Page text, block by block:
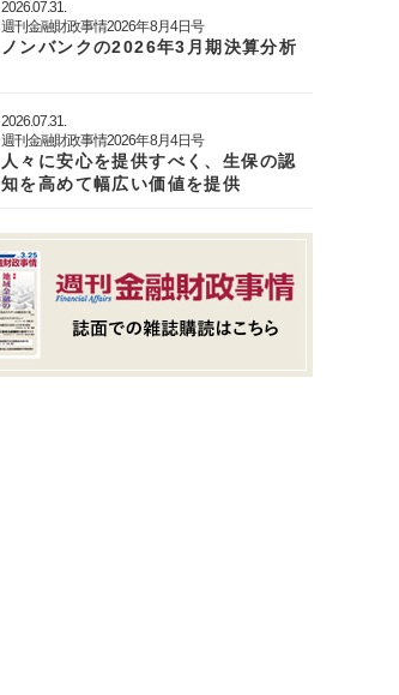
2026.07.31.
週刊金融財政事情2026年8月4日号
ノンバンクの2026年3月期決算分析
2026.07.31.
週刊金融財政事情2026年8月4日号
人々に安心を提供すべく、生保の認
知を高めて幅広い価値を提供